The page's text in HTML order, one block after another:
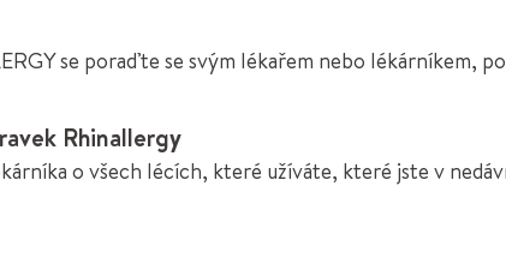
se poraďte se svým lékařem nebo lékárníkem,
Rhinallergy
o všech lécích, které užíváte, které jste v